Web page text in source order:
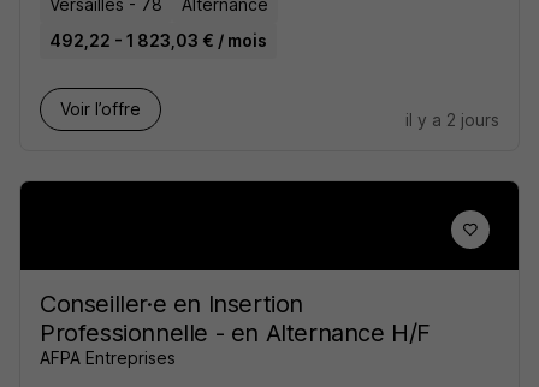
Versailles - 78
Alternance
492,22 - 1 823,03 € / mois
Voir l’offre
il y a 2 jours
Conseiller·e en Insertion
Professionnelle - en Alternance H/F
AFPA Entreprises